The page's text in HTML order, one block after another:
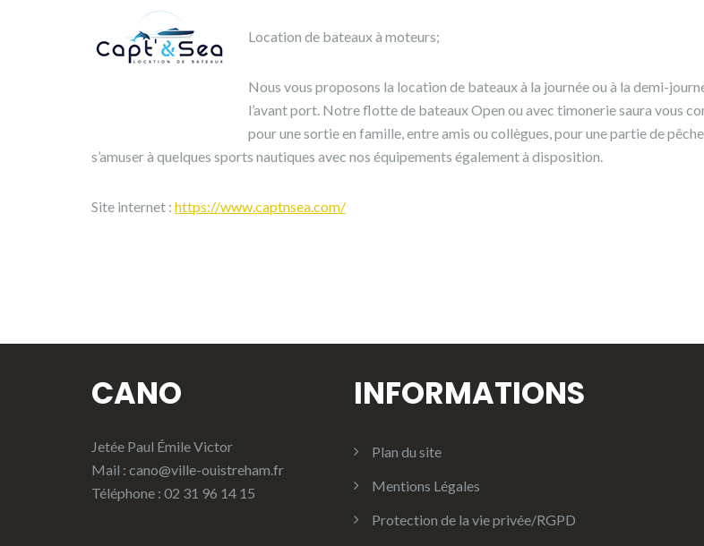
Location de bateaux à moteurs;
Nous vous proposons la location de bateaux à la journée ou à la demi-
l’avant port. Notre flotte de bateaux Open ou avec timonerie saura vous
pour une sortie en famille, entre amis ou collègues, pour une partie de
s’amuser à quelques sports nautiques avec nos équipements également à disposition.
Site internet : https://www.captnsea.com/
CANO
Jetée Paul Émile Victor
Mail : cano@ville-ouistreham.fr
Téléphone : 02 31 96 14 15
INFORMATIONS
Plan du site
Mentions Légales
Protection de la vie privée/RGPD